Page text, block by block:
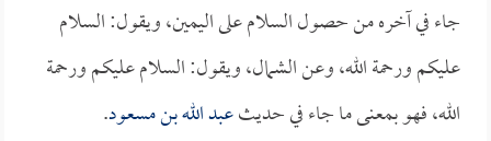
جاء في آخره من حصول السلام على اليمين، ويقول: السلام
عليكم ورحمة الله، وعن الشمال، ويقول: السلام عليكم ورحمة
الله، فهو بمعنى ما جاء في حديثعبد الله بن مسعود.